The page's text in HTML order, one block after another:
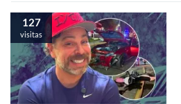
127
visitas